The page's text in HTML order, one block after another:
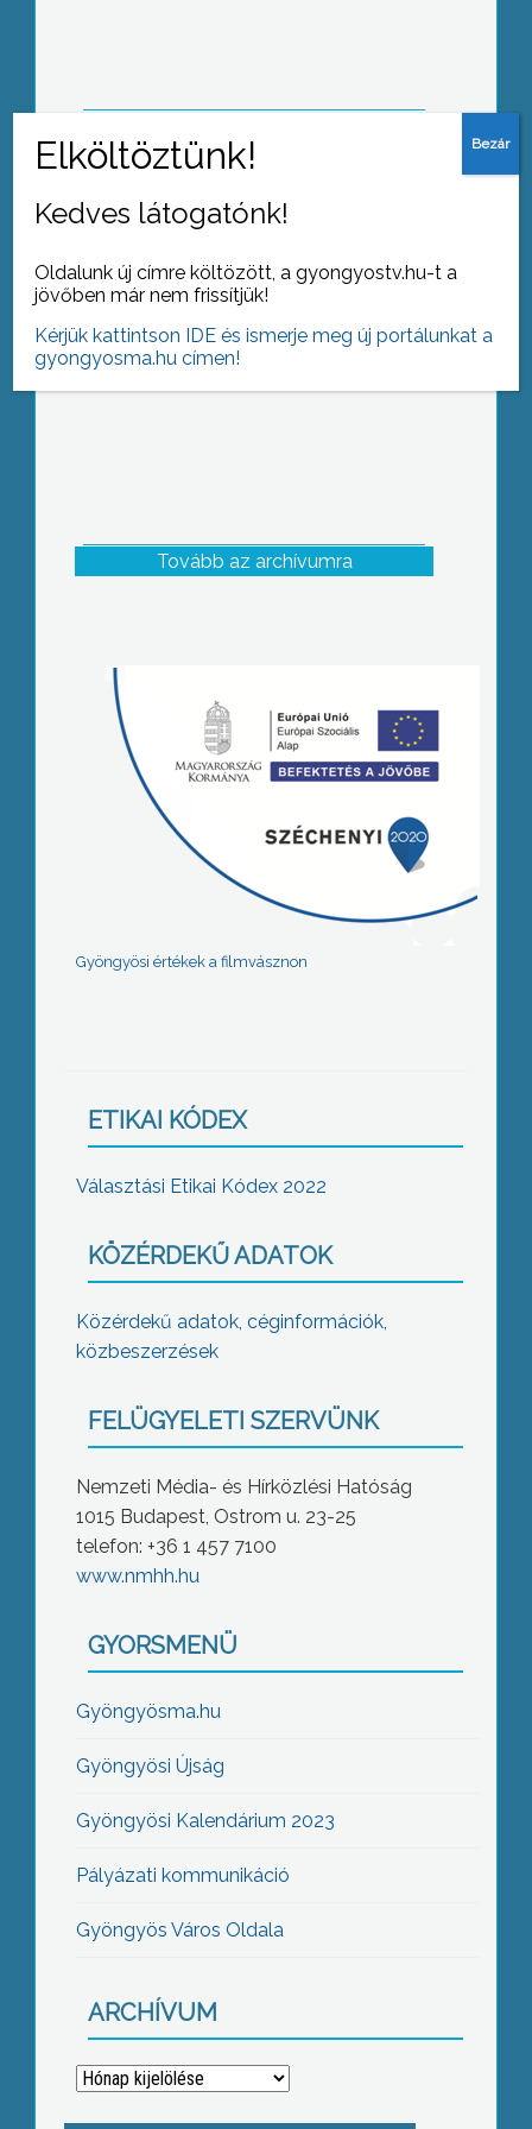
A Vachott Sándor Városi Könyvtár
július 1 –jétől, augusztus 30 – ig zárva
Tovább az archívumra
Gyöngyösi értékek a filmvásznon
ETIKAI KÓDEX
Választási Etikai Kódex 2022
KÖZÉRDEKŰ ADATOK
Közérdekű adatok, céginformációk,
közbeszerzések
FELÜGYELETI SZERVÜNK
Nemzeti Média- és Hírközlési Hatóság
1015 Budapest, Ostrom u. 23-25
telefon: +36 1 457 7100
www.nmhh.hu
GYORSMENÜ
Gyöngyösma.hu
Gyöngyösi Újság
Gyöngyösi Kalendárium 2023
Pályázati kommunikáció
Gyöngyös Város Oldala
ARCHÍVUM
Archívum
Kedves látogatónk!
Oldalunk új címre költözött, a gyongyostv.hu-t a
jövőben már nem frissítjük!
Kérjük kattintson IDE és ismerje meg új portálunkat a
gyongyosma.hu címen!